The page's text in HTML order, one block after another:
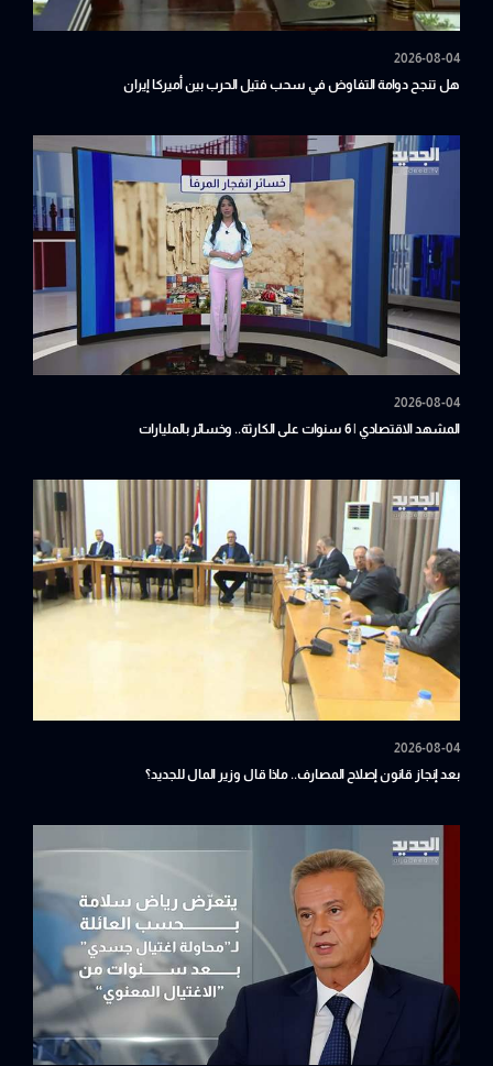
2026-08-04
هل تنجح دوامة التفاوض في سحب فتيل الحرب بين أميركا إيران
2026-08-04
المشهد الاقتصادي | 6 سنوات على الكارثة.. وخسائر بالمليارات
2026-08-04
بعد إنجاز قانون إصلاح المصارف.. ماذا قال وزير المال للجديد؟